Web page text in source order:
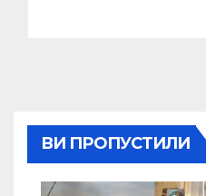
ВИ ПРОПУСТИЛИ